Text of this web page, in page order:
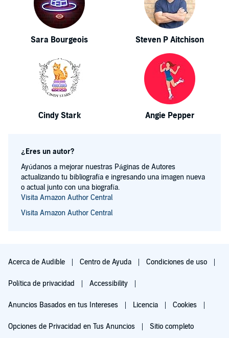
Sara Bourgeois Steven P Aitchison
Cindy Stark Angie Pepper
¿Eres un autor?
Ayúdanos a mejorar nuestras Páginas de Autores
actualizando tu bibliografía e ingresando una imagen nueva
o actual junto con una biografía.
Visita Amazon Author Central
Visita Amazon Author Central
Acerca de Audible Centro de Ayuda Condiciones de uso
Política de privacidad Accessibility
Anuncios Basados en tus Intereses Licencia Cookies
Opciones de Privacidad en Tus Anuncios Sitio completo